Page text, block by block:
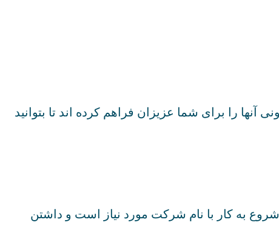
را برای شما عزیزان فراهم کرده اند تا بتوانید
به کار با نام شرکت مورد نیاز است و داشتن